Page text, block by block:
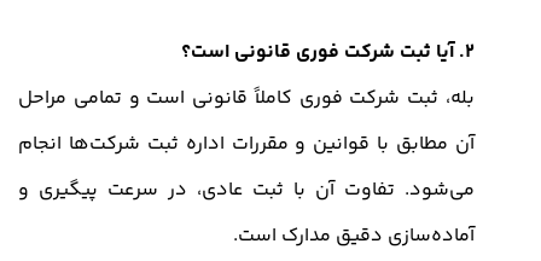
2. آیا ثبت شرکت فوری قانونی است؟
بله، ثبت شرکت فوری کاملاً قانونی است و تمامی مراحل
آن مطابق با قوانین و مقررات اداره ثبت شرکت‌ها انجام
می‌شود. تفاوت آن با ثبت عادی، در سرعت پیگیری و
آماده‌سازی دقیق مدارک است.